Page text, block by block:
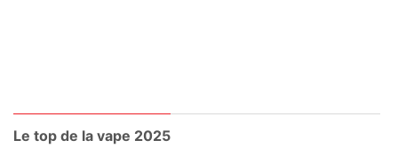
Le top de la vape 2025